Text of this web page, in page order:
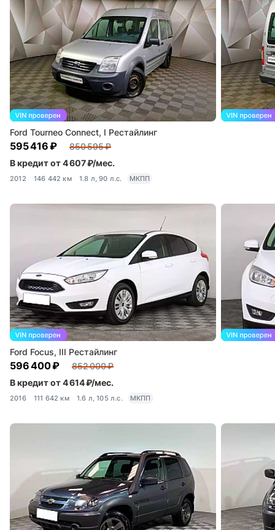
Ford Tourneo Connect, I Рестайлинг
595 416 ₽
850 595 ₽
В кредит от 4 607 ₽/мес.
2012 146 442 км 1.8 л, 90 л.с. МКПП
Ford Focus, III Рестайлинг
596 400 ₽
852 000 ₽
В кредит от 4 614 ₽/мес.
2016 111 642 км 1.6 л, 105 л.с. МКПП